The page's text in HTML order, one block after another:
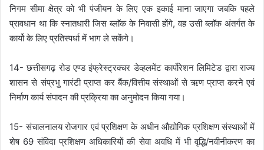
निगम सीमा क्षेत्र को भी पंजीयन के लिए एक इकाई माना जाएगा जबकि पहले
प्रावधान था कि स्नातधारी जिस ब्लाॅक के निवासी होंगे, वह उसी ब्लाॅक अंतर्गत के
कार्यो के लिए प्रतिस्पर्धा में भाग ले सकेंगे।
14- छत्तीसगढ़ रोड एण्ड इंफ्रेस्ट्रक्चर डेव्हलमेंट कार्पोरेशन लिमिटेड द्वारा राज्य
शासन से संप्रभु गारंटी प्राप्त कर बैंक/वित्तीय संस्थाओं से ऋण प्राप्त करने एवं
निर्माण कार्य संपादन की प्रक्रिया का अनुमोदन किया गया।
15- संचालनालय रोजगार एवं प्रशिक्षण के अधीन औद्योगिक प्रशिक्षण संस्थाओं में
शेष 69 संविदा प्रशिक्षण अधिकारियों की सेवा अवधि में भी वृद्धि/नवीनीकरण का